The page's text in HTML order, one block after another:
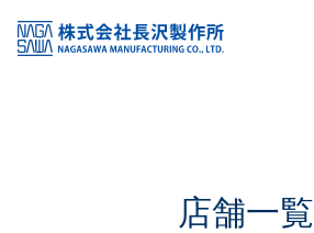
KSS加盟店・取扱店情報
店舗一覧
店舗一覧